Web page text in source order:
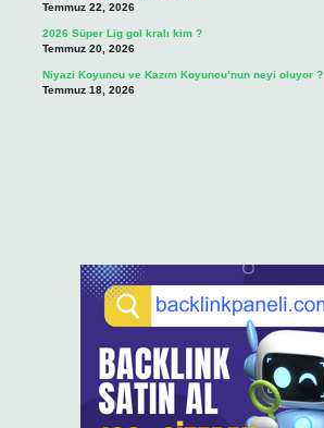
Temmuz 22, 2026
2026 Süper Lig gol kralı kim ?
Temmuz 20, 2026
Niyazi Koyuncu ve Kazım Koyuncu’nun neyi oluyor ?
Temmuz 18, 2026